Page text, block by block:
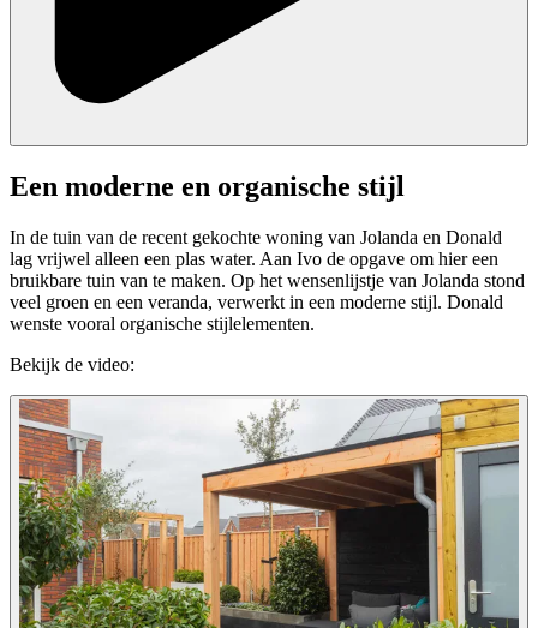
Een moderne en organische stijl
In de tuin van de recent gekochte woning van Jolanda en Donald
lag vrijwel alleen een plas water. Aan Ivo de opgave om hier een
bruikbare tuin van te maken. Op het wensenlijstje van Jolanda stond
veel groen en een veranda, verwerkt in een moderne stijl. Donald
wenste vooral organische stijlelementen.
Bekijk de video: